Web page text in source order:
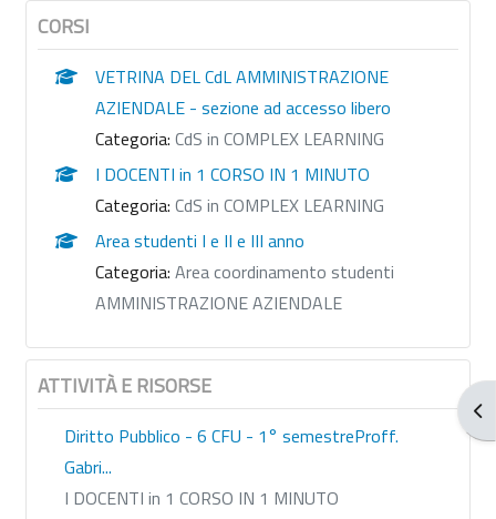
CORSI
VETRINA DEL CdL AMMINISTRAZIONE
AZIENDALE - sezione ad accesso libero
Categoria: CdS in COMPLEX LEARNING
I DOCENTI in 1 CORSO IN 1 MINUTO
Categoria: CdS in COMPLEX LEARNING
Area studenti I e II e III anno
Categoria: Area coordinamento studenti
AMMINISTRAZIONE AZIENDALE
ATTIVITÀ E RISORSE
Diritto Pubblico - 6 CFU - 1° semestreProff.
Gabri...
I DOCENTI in 1 CORSO IN 1 MINUTO